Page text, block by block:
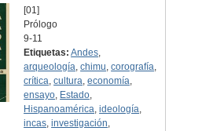
[01]
Prólogo
9-11
Etiquetas: Andes,
arqueología,chimu,corografía,
crítica,cultura,economía,
ensayo, Estado,
Hispanoamérica,ideología,
incas,investigación,